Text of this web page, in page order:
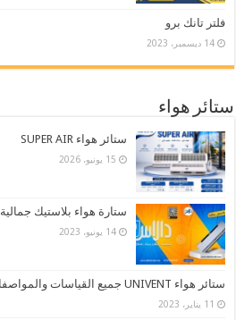
فلتر تانك برو
14 ديسمبر، 2023
ستائر هواء
ستائر هواء SUPER AIR
15 يونيو، 2026
ستارة هواء بلاستيك جمالية
14 يونيو، 2023
ستائر هواء UNIVENT جميع القياسات والمواصفات
11 يناير، 2023